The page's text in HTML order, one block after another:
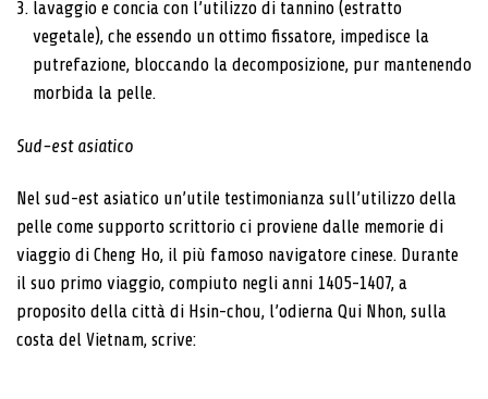
lavaggio e concia con l’utilizzo di tannino (estratto
vegetale), che essendo un ottimo fissatore, impedisce la
putrefazione, bloccando la decomposizione, pur mantenendo
morbida la pelle.
Sud-est asiatico
Nel sud-est asiatico un’utile testimonianza sull’utilizzo della
pelle come supporto scrittorio ci proviene dalle memorie di
viaggio di Cheng Ho, il più famoso navigatore cinese. Durante
il suo primo viaggio, compiuto negli anni 1405-1407, a
proposito della città di Hsin-chou, l’odierna Qui Nhon, sulla
costa del Vietnam, scrive: